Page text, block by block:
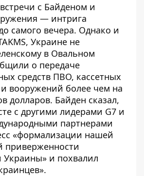
с Байденом и
— интрига
самого вечера. Однако и
Украине не
в Овальном
о передаче
средств ПВО, кассетных
вооружений более чем на
долларов. Байден сказал,
с другими лидерами G7 и
партнерами
«формализации нашей
приверженности
Украины» и похвалил